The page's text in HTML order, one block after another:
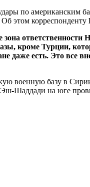
по американским
этом корреспонденту
ответственности
кроме Турции,
даже есть. Это все
военную базу в
Шаддади на юге